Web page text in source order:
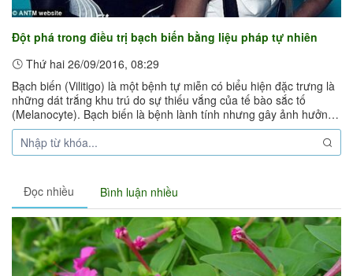
Đột phá trong điều trị bạch biến bằng liệu pháp tự nhiên
Thứ hai 26/09/2016, 08:29
Bạch biến (Vilitigo) là một bệnh tự miễn có biểu hiện đặc trưng là
những dát trắng khu trú do sự thiếu vắng của tế bào sắc tố
(Melanocyte). Bạch biến là bệnh lành tính nhưng gây ảnh hưởng
về thẩm mỹ, ...
Đọc nhiều Bình luận nhiều